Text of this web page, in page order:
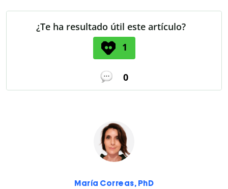
¿Te ha resultado útil este artículo?
1
0
María Correas, PhD